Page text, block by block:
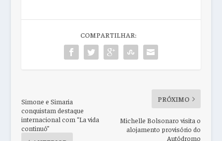
COMPARTILHAR:
Simone e Simaria
conquistam destaque
internacional com “La vida
continuó”
PRÓXIMO
Michelle Bolsonaro visita o
alojamento provisório do
Autódromo